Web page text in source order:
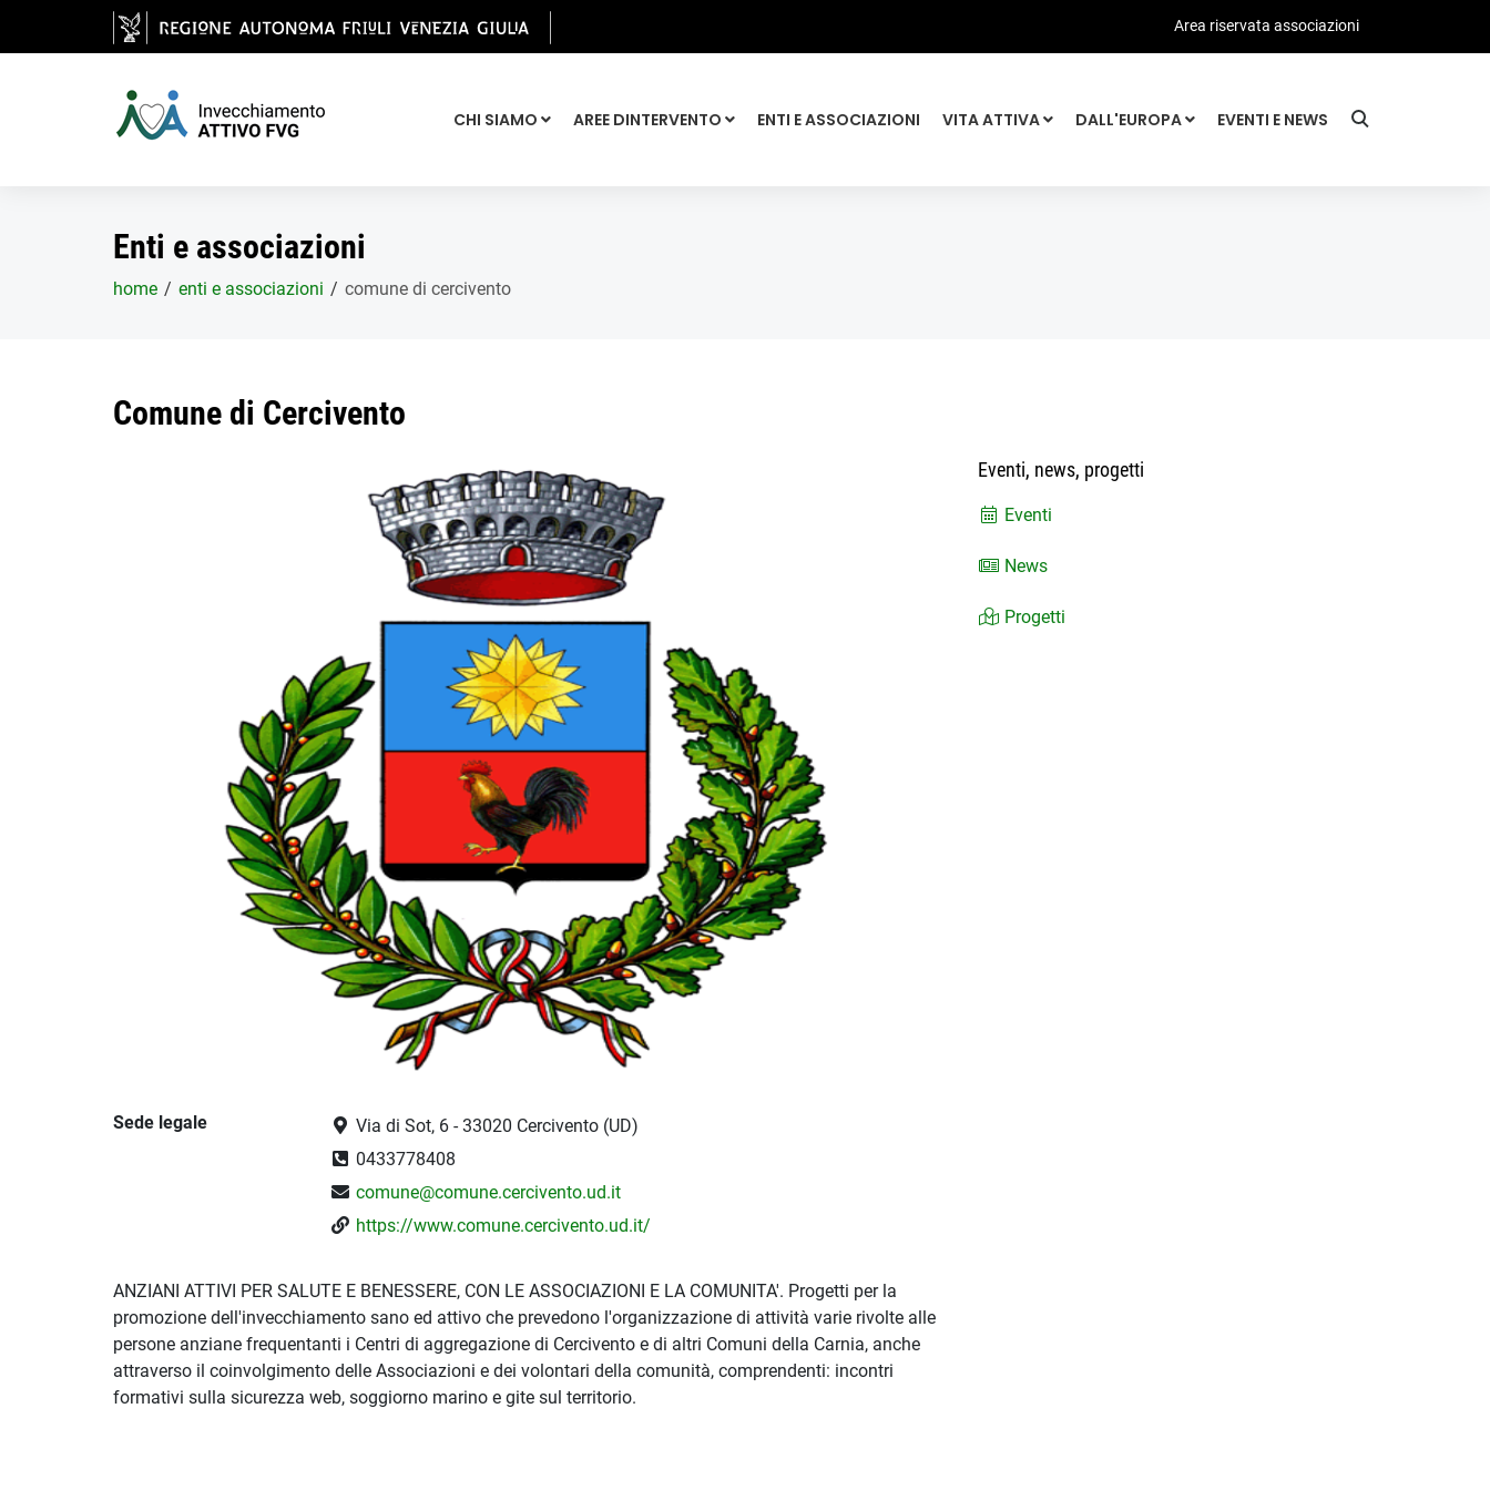
Salta al contenuto principale
Area riservata associazioni
CHI SIAMO AREE DINTERVENTO ENTI E ASSOCIAZIONI VITA ATTIVA DALL'EUROPA EVENTI E NEWS
Enti e associazioni
home enti e associazioni comune di cercivento
Comune di Cercivento
Sede legale
Via di Sot, 6 - 33020 Cercivento (UD)
0433778408
comune@comune.cercivento.ud.it
https://www.comune.cercivento.ud.it/
ANZIANI ATTIVI PER SALUTE E BENESSERE, CON LE ASSOCIAZIONI E LA COMUNITA'. Progetti per la
promozione dell'invecchiamento sano ed attivo che prevedono l'organizzazione di attività varie rivolte alle
persone anziane frequentanti i Centri di aggregazione di Cercivento e di altri Comuni della Carnia, anche
attraverso il coinvolgimento delle Associazioni e dei volontari della comunità, comprendenti: incontri
formativi sulla sicurezza web, soggiorno marino e gite sul territorio.
Eventi, news, progetti
Eventi
News
Progetti